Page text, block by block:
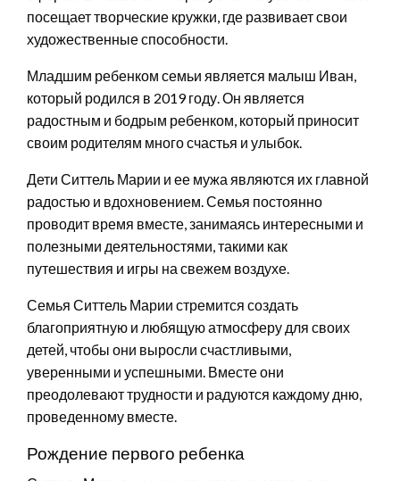
посещает творческие кружки, где развивает свои
художественные способности.
Младшим ребенком семьи является малыш Иван,
который родился в 2019 году. Он является
радостным и бодрым ребенком, который приносит
своим родителям много счастья и улыбок.
Дети Ситтель Марии и ее мужа являются их главной
радостью и вдохновением. Семья постоянно
проводит время вместе, занимаясь интересными и
полезными деятельностями, такими как
путешествия и игры на свежем воздухе.
Семья Ситтель Марии стремится создать
благоприятную и любящую атмосферу для своих
детей, чтобы они выросли счастливыми,
уверенными и успешными. Вместе они
преодолевают трудности и радуются каждому дню,
проведенному вместе.
Рождение первого ребенка